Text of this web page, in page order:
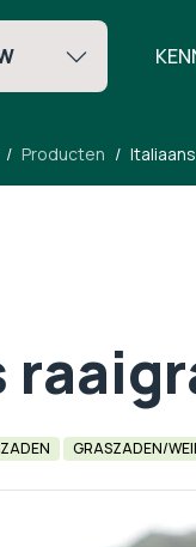
Producten
GRASZADEN/